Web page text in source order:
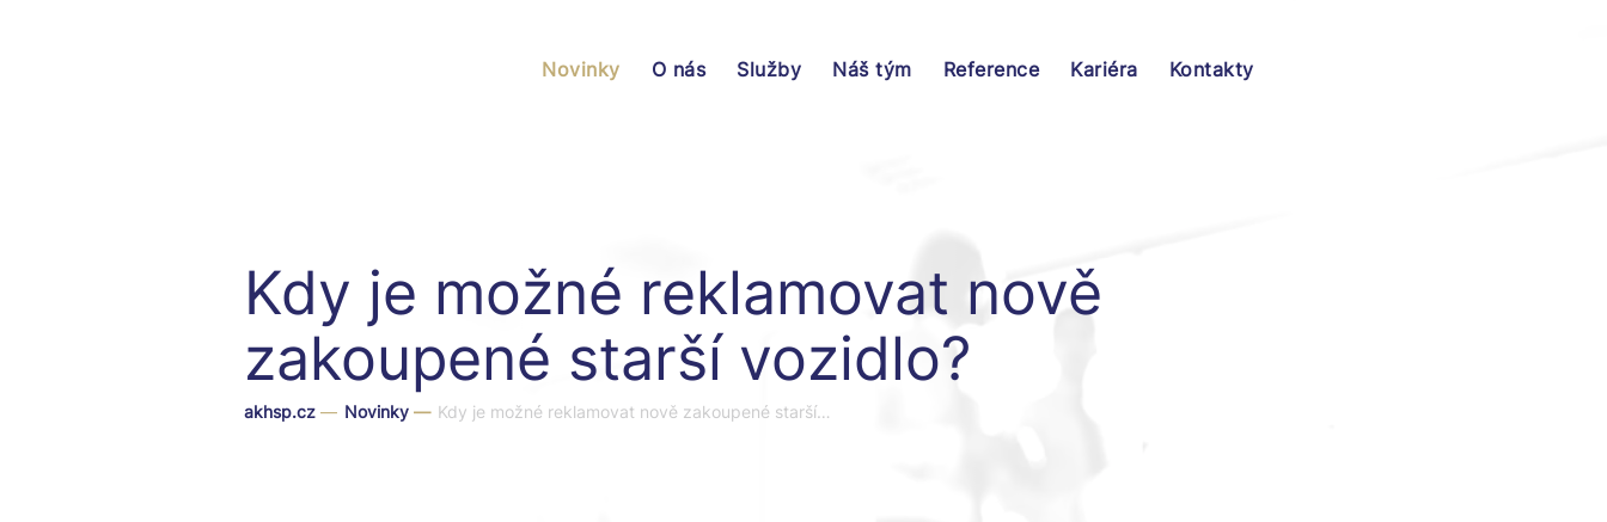
Novinky O nás Služby Náš tým Reference Kariéra Kontakty
Kdy je možné reklamovat nově
zakoupené starší vozidlo?
akhsp.cz — Novinky — Kdy je možné reklamovat nově zakoupené starší…